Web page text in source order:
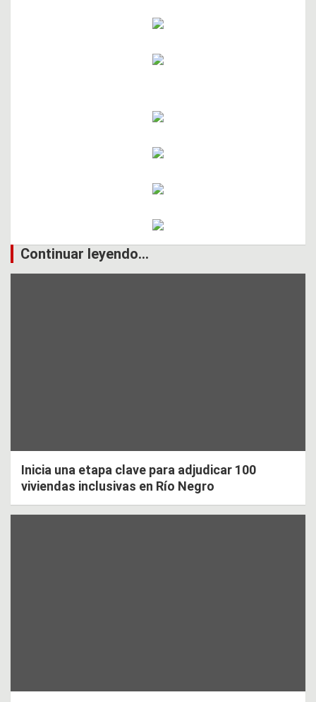
Continuar leyendo...
Inicia una etapa clave para adjudicar 100
viviendas inclusivas en Río Negro